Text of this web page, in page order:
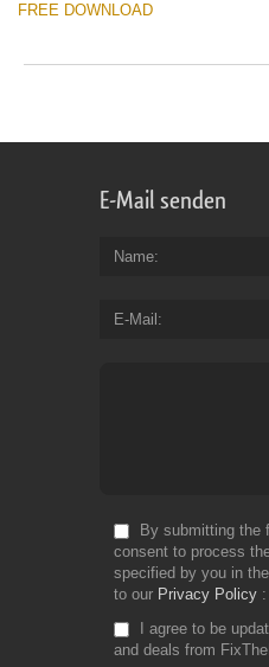
FREE DOWNLOAD
E-Mail senden
Name
E-Mail
By submitting the
consent to process
specified by you in
to our Privacy Policy
I agree to be
and deals from